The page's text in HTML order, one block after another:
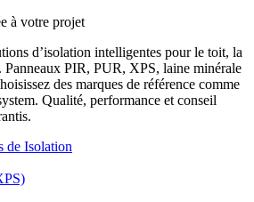
à votre projet
d’isolation intelligentes pour le toit, la
Panneaux PIR, PUR, XPS, laine minérale
des marques de référence comme
Qualité, performance et conseil
de Isolation